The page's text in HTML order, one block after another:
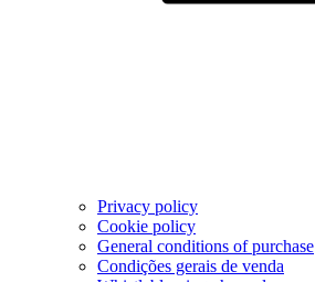
Privacy policy
Cookie policy
General conditions of purchase
Condições gerais de venda